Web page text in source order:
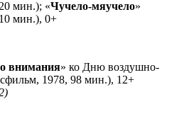
мин.); «Чучело-мяучело»
мин.), 0+
внимания» ко Дню воздушно-
1978, 98 мин.), 12+